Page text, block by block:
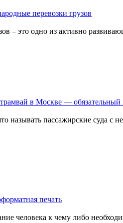
перевозки грузов
– это одно из активно
в Москве — обязательный
называть пассажирские суда
печать
человека к чему либо